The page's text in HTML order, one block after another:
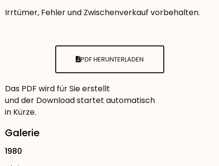
Irrtümer, Fehler und Zwischenverkauf vorbehalten.
PDF HERUNTERLADEN
Das PDF wird für Sie erstellt
und der Download startet automatisch
in Kürze.
Galerie
1980